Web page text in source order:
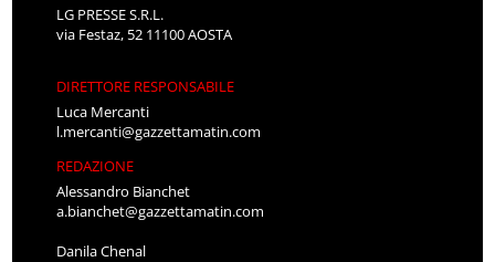
LG PRESSE S.R.L.
via Festaz, 52 11100 AOSTA
DIRETTORE RESPONSABILE
Luca Mercanti
l.mercanti@gazzettamatin.com
REDAZIONE
Alessandro Bianchet
a.bianchet@gazzettamatin.com
Danila Chenal